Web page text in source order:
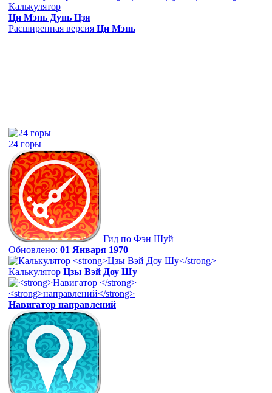
Калькулятор
Ци Мэнь Дунь Цзя
Расширенная версия Ци Мэнь
24 горы
Гид по Фэн Шуй
Обновлено: 01 Января 1970
Калькулятор Цзы Вэй Доу Шу
Навигатор направлений